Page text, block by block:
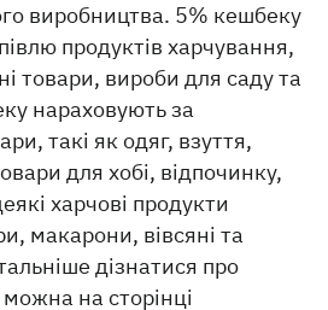
виробництва. 5% кешбеку
продуктів харчування,
товари, вироби для саду та
нараховують за
такі як одяг, взуття,
для хобі, відпочинку,
харчові продукти
макарони, вівсяні та
дізнатися про
можна на сторінці